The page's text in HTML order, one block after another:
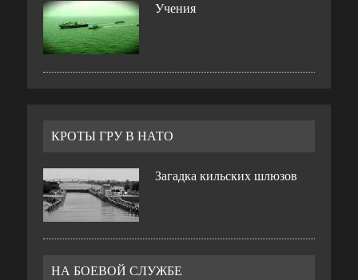
Учения
КРОТЫ ГРУ В НАТО
Загадка кильских шлюзов
НА БОЕВОЙ СЛУЖБЕ